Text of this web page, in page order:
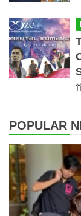
POPULAR